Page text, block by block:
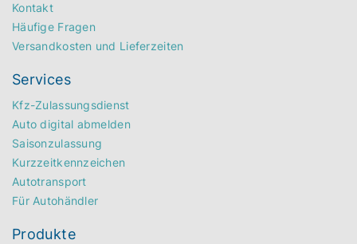
Kontakt
Häufige Fragen
Versandkosten und Lieferzeiten
Services
Kfz-Zulassungsdienst
Auto digital abmelden
Saisonzulassung
Kurzzeitkennzeichen
Autotransport
Für Autohändler
Produkte